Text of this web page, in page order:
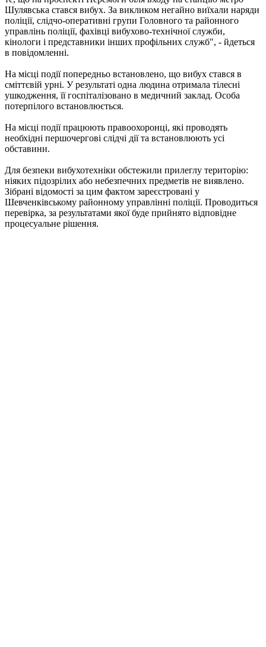
Шулявська стався вибух. За викликом негайно виїхали наряди
поліції, слідчо-оперативні групи Головного та районного
управлінь поліції, фахівці вибухово-технічної служби,
кінологи і представники інших профільних служб", - йдеться
в повідомленні.
На місці події попередньо встановлено, що вибух стався в
сміттєвій урні. У результаті одна людина отримала тілесні
ушкодження, її госпіталізовано в медичний заклад. Особа
потерпілого встановлюється.
На місці події працюють правоохоронці, які проводять
необхідні першочергові слідчі дії та встановлюють усі
обставини.
Для безпеки вибухотехніки обстежили прилеглу територію:
ніяких підозрілих або небезпечних предметів не виявлено.
Зібрані відомості за цим фактом зареєстровані у
Шевченківському районному управлінні поліції. Проводиться
перевірка, за результатами якої буде прийнято відповідне
процесуальне рішення.